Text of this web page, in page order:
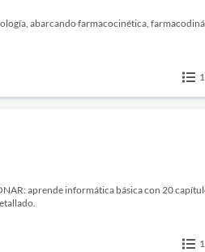
abarcando farmacocinética,
aprende informática básica con 20